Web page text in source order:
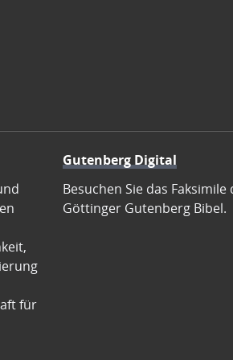
für
Gutenberg Digital
Besuchen Sie das Faksimile
Göttinger Gutenberg Bibel.